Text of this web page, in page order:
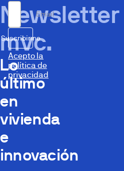
Newsletter
mvc.
Lo
último
en
vivienda
e
innovación
Email
Suscribirme
Acepto la
política de
privacidad